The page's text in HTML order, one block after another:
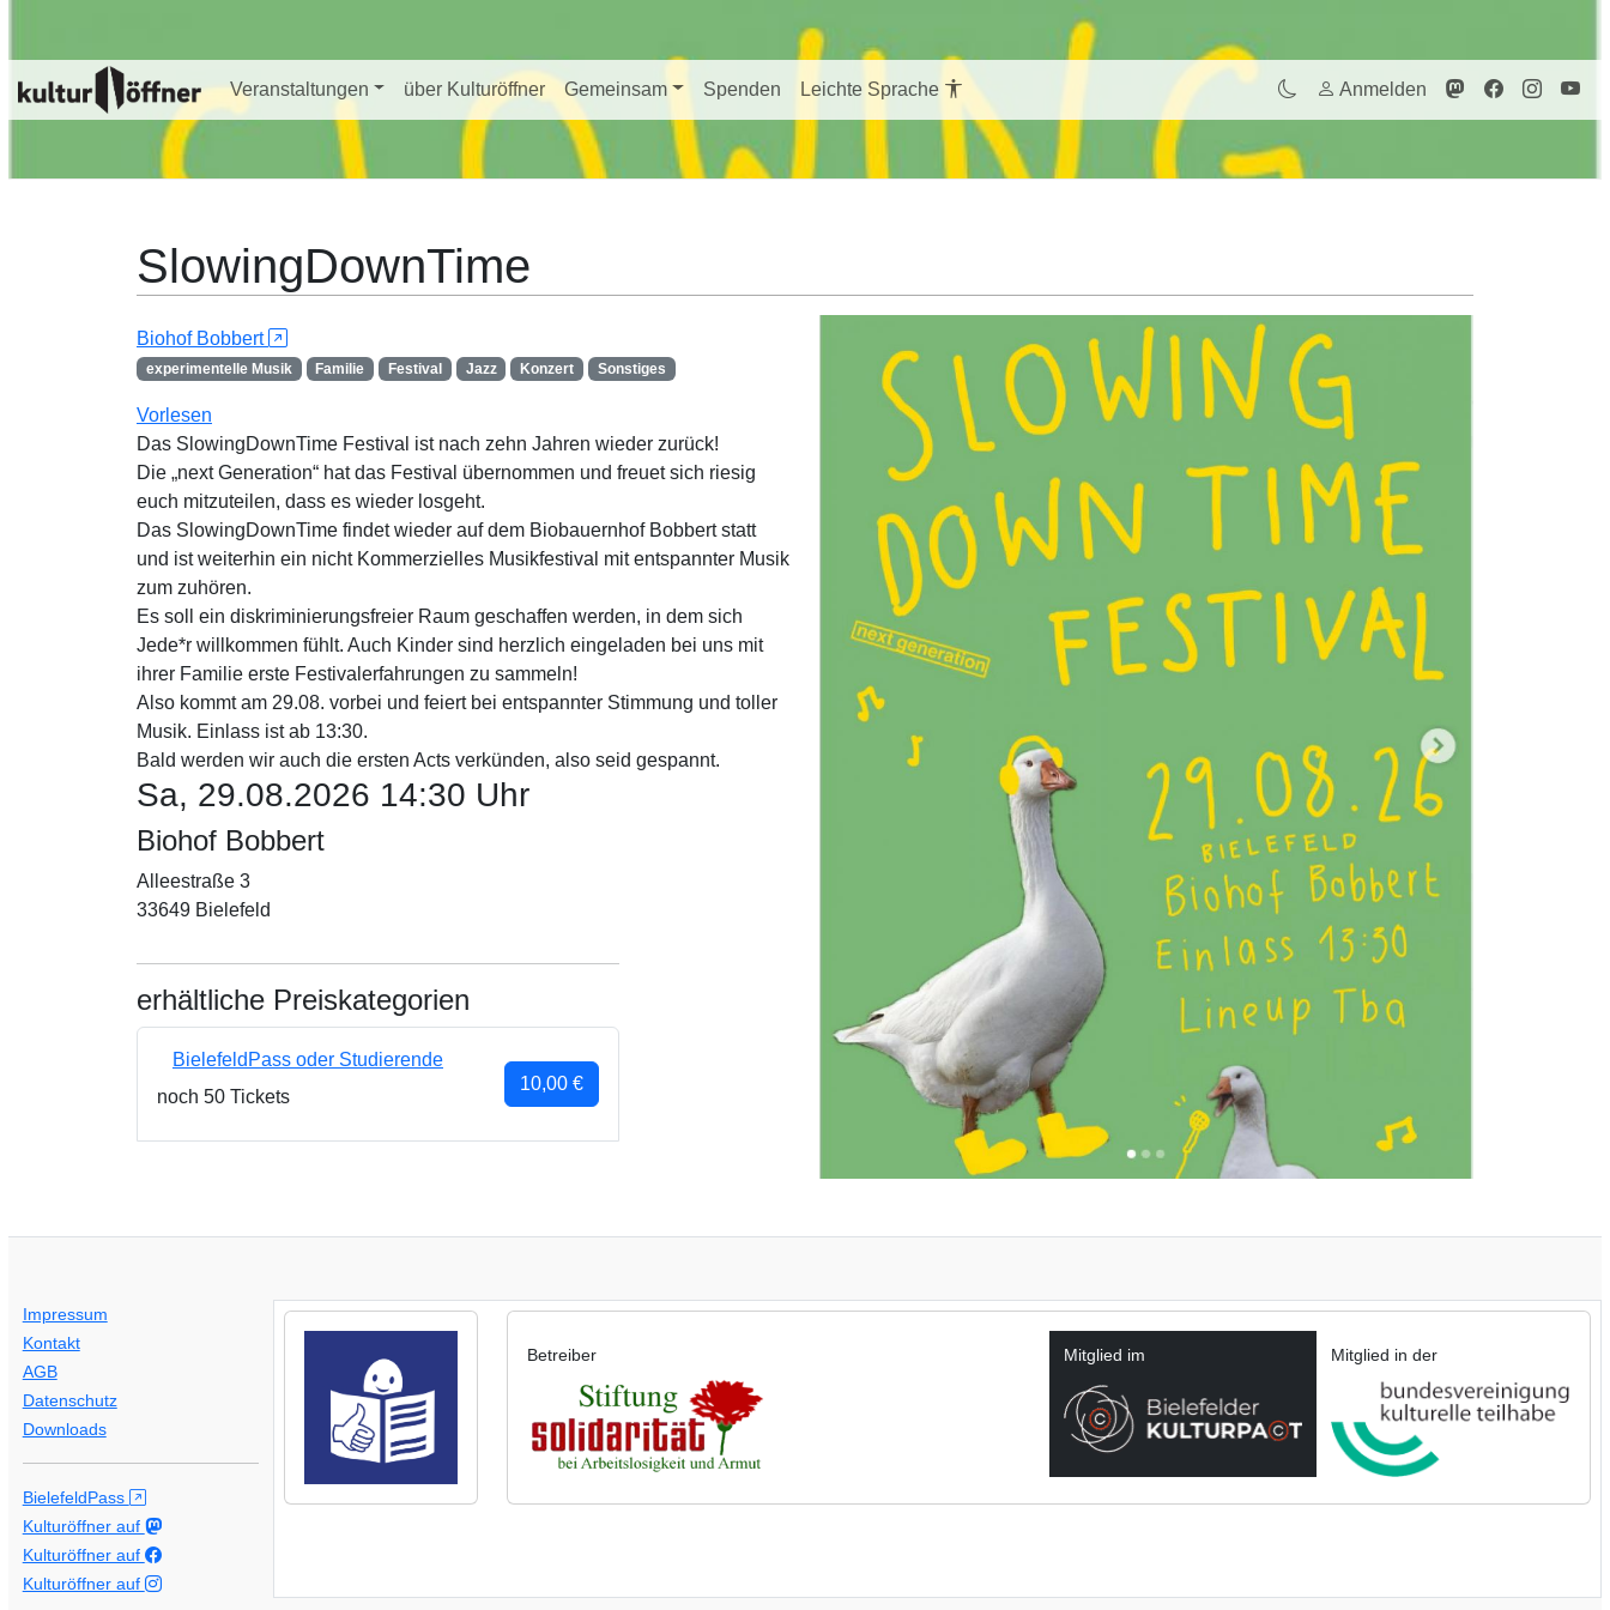
Veranstaltungen über Kulturöffner Gemeinsam Spenden Leichte Sprache Anmelden
SlowingDownTime
Biohof Bobbert
experimentelle Musik Familie Festival Jazz Konzert Sonstiges
Vorlesen
Das SlowingDownTime Festival ist nach zehn Jahren wieder zurück!
Die „next Generation“ hat das Festival übernommen und freuet sich riesig
euch mitzuteilen, dass es wieder losgeht.
Das SlowingDownTime findet wieder auf dem Biobauernhof Bobbert statt
und ist weiterhin ein nicht Kommerzielles Musikfestival mit entspannter Musik
zum zuhören.
Es soll ein diskriminierungsfreier Raum geschaffen werden, in dem sich
Jede*r willkommen fühlt. Auch Kinder sind herzlich eingeladen bei uns mit
ihrer Familie erste Festivalerfahrungen zu sammeln!
Also kommt am 29.08. vorbei und feiert bei entspannter Stimmung und toller
Musik. Einlass ist ab 13:30.
Bald werden wir auch die ersten Acts verkünden, also seid gespannt.
Sa, 29.08.2026 14:30 Uhr
Biohof Bobbert
Alleestraße 3
33649 Bielefeld
erhältliche Preiskategorien
BielefeldPass oder Studierende
noch 50 Tickets
10,00 €
Impressum
Kontakt
AGB
Datenschutz
Downloads
BielefeldPass
Kulturöffner auf
Kulturöffner auf
Kulturöffner auf
Betreiber Mitglied im Mitglied in der